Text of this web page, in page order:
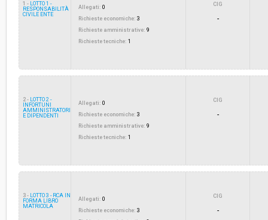
Responsabile attuale:
COMUNE DI TERRICCIOLA - SETTORE
1 - LOTTO 1 -
RESPONSABILITÀ
CIVILE ENTE
Allegati: 0
Richieste economiche: 3
Richieste amministrative: 9
Richieste tecniche: 1
CIG
-
2 - LOTTO 2 -
INFORTUNI
AMMINISTRATORI
E DIPENDENTI
Allegati: 0
Richieste economiche: 3
Richieste amministrative: 9
Richieste tecniche: 1
CIG
-
3 - LOTTO 3 - RCA IN
FORMA LIBRO
MATRICOLA
Allegati: 0
Richieste economiche: 3
CIG
-